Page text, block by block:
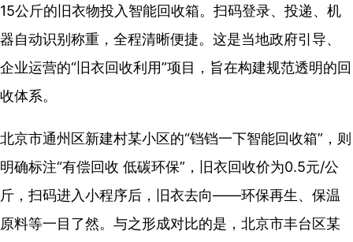
15公斤的旧衣物投入智能回收箱。扫码登录、投递、机
器自动识别称重，全程清晰便捷。这是当地政府引导、
企业运营的“旧衣回收利用”项目，旨在构建规范透明的回
收体系。
北京市通州区新建村某小区的“铛铛一下智能回收箱”，则
明确标注“有偿回收 低碳环保”，旧衣回收价为0.5元/公
斤，扫码进入小程序后，旧衣去向——环保再生、保温
原料等一目了然。与之形成对比的是，北京市丰台区某